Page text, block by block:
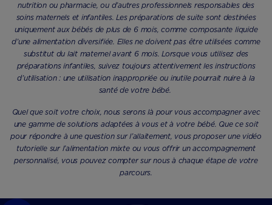
nutrition ou pharmacie, ou d’autres professionnels responsables des
soins maternels et infantiles. Les préparations de suite sont destinées
uniquement aux bébés de plus de 6 mois, comme composante liquide
d’une alimentation diversifiée. Elles ne doivent pas être utilisées comme
substitut du lait maternel avant 6 mois. Lorsque vous utilisez des
préparations infantiles, suivez toujours attentivement les instructions
d’utilisation : une utilisation inappropriée ou inutile pourrait nuire à la
santé de votre bébé.
Quel que soit votre choix, nous serons là pour vous accompagner avec
une gamme de solutions adaptées à vous et à votre bébé. Que ce soit
pour répondre à une question sur l’allaitement, vous proposer une vidéo
tutorielle sur l’alimentation mixte ou vous offrir un accompagnement
personnalisé, vous pouvez compter sur nous à chaque étape de votre
parcours.